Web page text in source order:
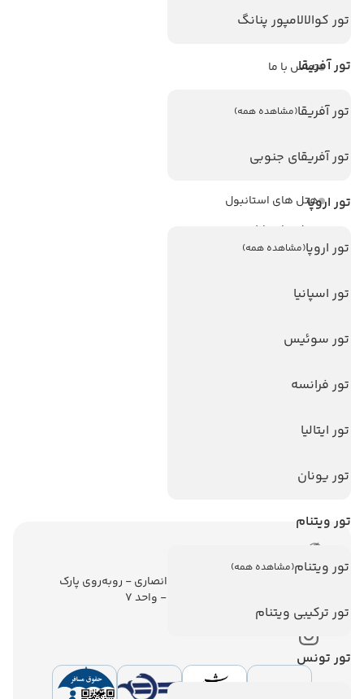
تور کوالالامپور پنانگ
تور آفریقا
تور آفریقا(مشاهده همه)
تور آفریقای جنوبی
تور اروپا
تور اروپا(مشاهده همه)
تور اسپانیا
تور سوئیس
تور فرانسه
تور ایتالیا
تور یونان
تور ویتنام
تور ویتنام(مشاهده همه)
تور ترکیبی ویتنام
تور تونس
تماس با ما
هتل های پر بازدید
هتل های استانبول
هتل های تایلند
هتل های اندونزی
هتل های سریلانکا
تورهای پربازدید
تور آنتالیا
تور پوکت
تور سریلانکا
تهران - ولیعصر - نبش کوچه انصاری - روبه‌روی پارک
ملت - برج ملت - طبقه ششم - واحد 7